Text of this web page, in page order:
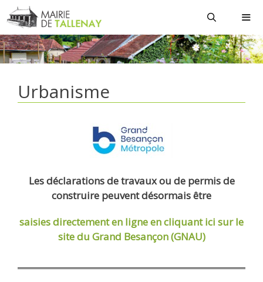
Aller
au
contenu
Urbanisme
Les déclarations de travaux ou de permis de
construire peuvent désormais être
saisies directement en ligneen cliquant ici sur le
site du Grand Besançon (GNAU)